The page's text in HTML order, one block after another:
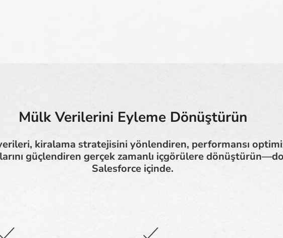
Mülk Verilerini Eyleme Dönüştürün
kiralama stratejisini yönlendiren, performansı
güçlendiren gerçek zamanlı içgörülere
Salesforce içinde.